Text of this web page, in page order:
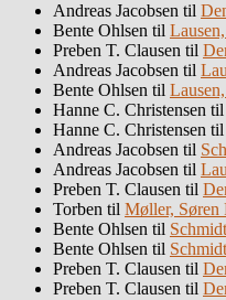
Andreas Jacobsen til
Bente Ohlsen til
Preben T. Clausen til
Andreas Jacobsen til
Bente Ohlsen til
Hanne C. Christensen til
Hanne C. Christensen til
Andreas Jacobsen til
Andreas Jacobsen til
Preben T. Clausen til
Torben til Møller, Søren
Bente Ohlsen til
Bente Ohlsen til
Preben T. Clausen til
Preben T. Clausen til